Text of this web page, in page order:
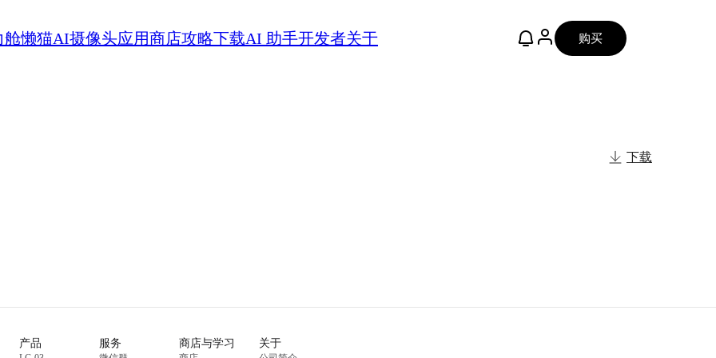
舱懒猫AI摄像头应用商店攻略下载AI 助手开发者关于 购买
下载
产品 服务 商店与学习 关于